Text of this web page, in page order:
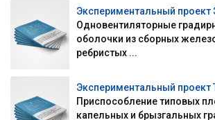
Экспериментальный проект
Одновентиляторные
оболочки из сборных
ребристых ...
Экспериментальный проект
Приспособление типовых
капельных и брызгальных